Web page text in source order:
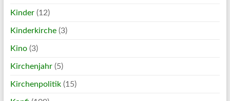
Kinder(12)
Kinderkirche(3)
Kino(3)
Kirchenjahr(5)
Kirchenpolitik(15)